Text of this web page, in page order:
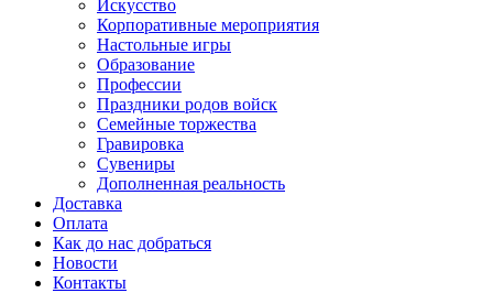
Искусство
Корпоративные мероприятия
Настольные игры
Образование
Профессии
Праздники родов войск
Семейные торжества
Гравировка
Сувениры
Дополненная реальность
Доставка
Оплата
Как до нас добраться
Новости
Контакты